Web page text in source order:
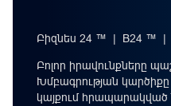
Բիզնես 24 ™ | B24 ™ |
Բոլոր իրավունքները
Խմբագրության կարծիքը
կայքում հրապարակված